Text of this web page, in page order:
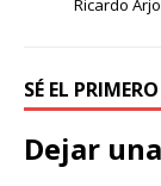
Ricardo
SÉ EL
Dejar